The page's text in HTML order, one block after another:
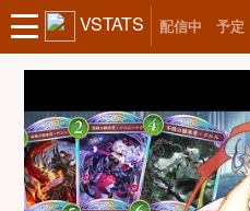
VSTATS 配信中 予定